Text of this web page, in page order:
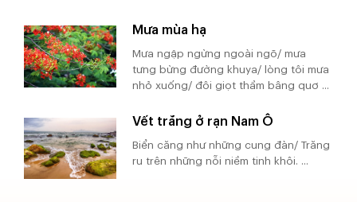
Mưa mùa hạ
Mưa ngập ngừng ngoài ngõ/ mưa
tưng bừng đường khuya/ lòng tôi mưa
nhỏ xuống/ đôi giọt thầm bâng quơ ...
Vết trăng ở rạn Nam Ô
Biển căng như những cung đàn/ Trăng
ru trên những nỗi niềm tinh khôi. ...